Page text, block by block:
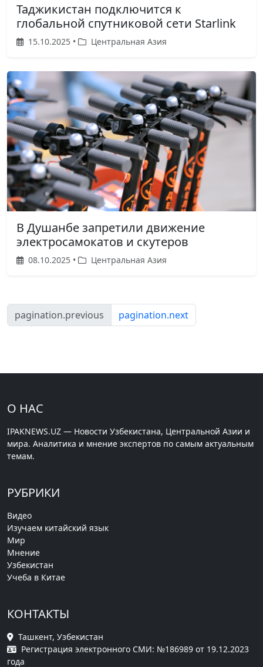
Таджикистан подключится к
глобальной спутниковой сети Starlink
15.10.2025 • Центральная Азия
В Душанбе запретили движение
электросамокатов и скутеров
08.10.2025 • Центральная Азия
pagination.previous pagination.next
О НАС
IPAKNEWS.UZ — Новости Узбекистана, Центральной Азии и
мира. Аналитика и мнение экспертов по самым актуальным
темам.
РУБРИКИ
Видео
Изучаем китайский язык
Мир
Мнение
Узбекистан
Учеба в Китае
КОНТАКТЫ
Ташкент, Узбекистан
Регистрация электронного СМИ: №186989 от 19.12.2023
года